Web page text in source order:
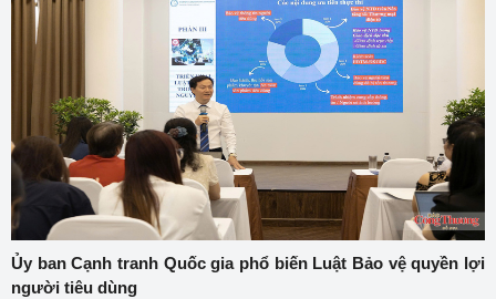
Ủy ban Cạnh tranh Quốc gia phổ biến Luật Bảo vệ quyền lợi
người tiêu dùng